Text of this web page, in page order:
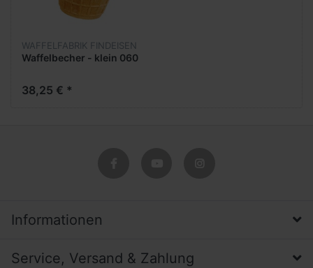
WAFFELFABRIK FINDEISEN
Waffelbecher - klein 060
38,25 € *
Informationen
Service, Versand & Zahlung